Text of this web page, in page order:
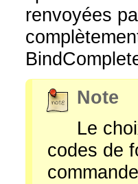
renvoyées
Note
Le
codes de